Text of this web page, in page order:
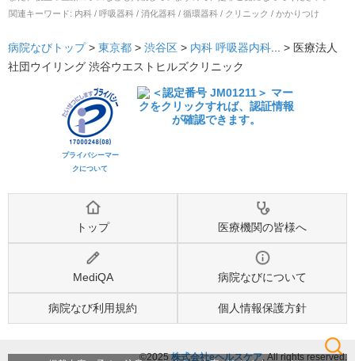
関連キーワード: 内科 / 呼吸器科 / 消化器科 / 循環器科 / クリニック / かかりつけ
病院なびトップ > 東京都 > 渋谷区 > 内科 呼吸器内科... > 医療法人
社団ウイリング 渋谷ウエストヒルズクリニック
プライバシーマー
クについて
トップ 医療機関の皆様へ
MediQA 病院なびについて
病院なび利用規約 個人情報保護方針
©2025 株式会社eヘルスケア, All rights reserved.